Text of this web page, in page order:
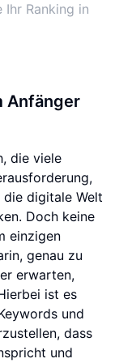
Ihr Ranking in
Anfänger
die viele
die digitale Welt
Doch keine
einzigen
genau zu
erwarten,
ist es
und
dass
und